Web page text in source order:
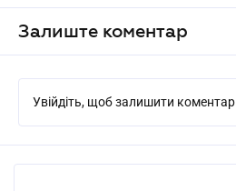
Залиште коментар
Увійдіть, щоб залишити коментар